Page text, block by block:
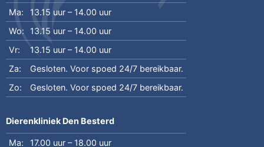
Ma:
13.15 uur – 14.00 uur
Wo:
13.15 uur – 14.00 uur
Vr:
13.15 uur – 14.00 uur
Za:
Gesloten. Voor spoed 24/7 bereikbaar.
Zo:
Gesloten. Voor spoed 24/7 bereikbaar.
Dierenkliniek Den Besterd
Ma:
17.00 uur – 18.00 uur